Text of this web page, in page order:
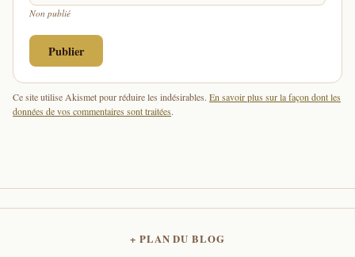
Non publié
Ce site utilise Akismet pour réduire les indésirables. En savoir plus sur la façon dont les
données de vos commentaires sont traitées.
PLAN DU BLOG